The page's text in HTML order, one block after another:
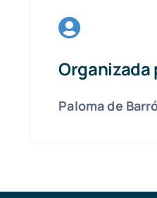
Organizada
Paloma de